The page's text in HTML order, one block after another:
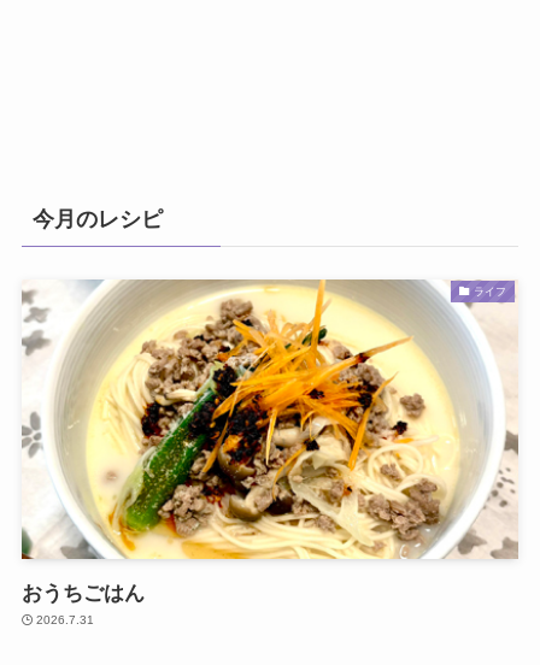
今月のレシピ
ライフ
おうちごはん
2026.7.31